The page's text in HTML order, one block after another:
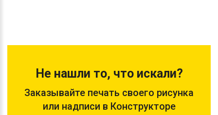
Не нашли то, что искали?
Заказывайте печать своего рисунка
или надписи в Конструкторе